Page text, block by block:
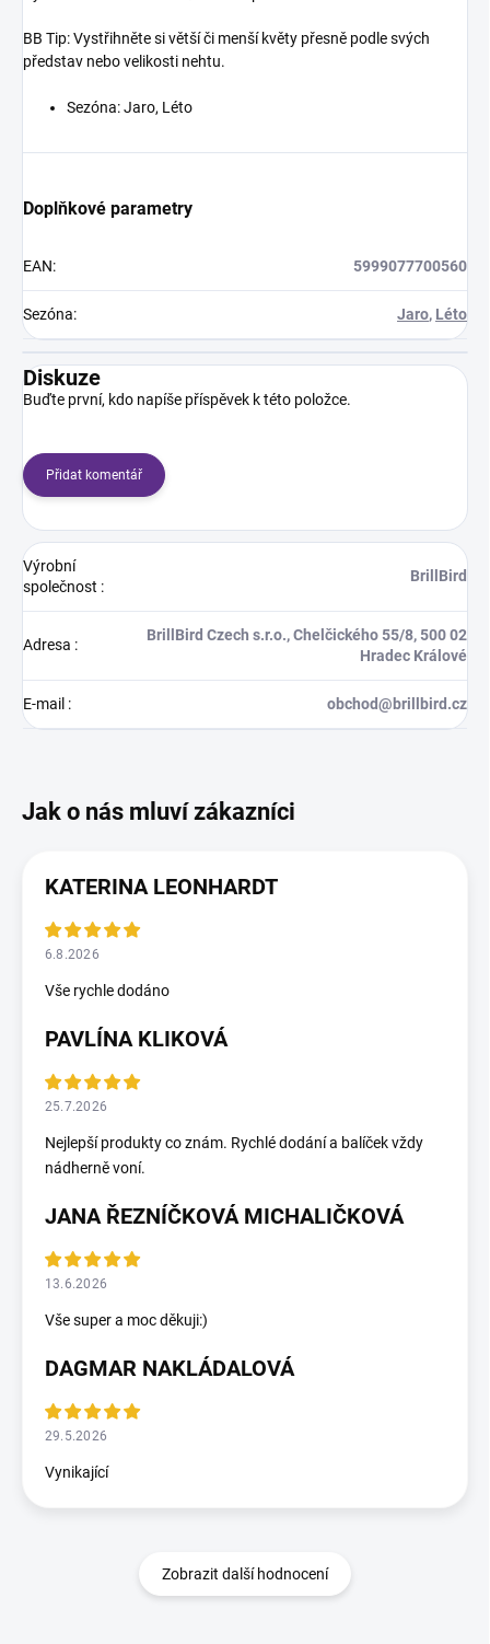
BB Tip: Vystřihněte si větší či menší květy přesně podle svých
představ nebo velikosti nehtu.
Sezóna: Jaro, Léto
Doplňkové parametry
EAN: 5999077700560
Sezóna: Jaro, Léto
Diskuze
Buďte první, kdo napíše příspěvek k této položce.
Přidat komentář
Výrobní
společnost :
BrillBird
Adresa :
BrillBird Czech s.r.o., Chelčického 55/8, 500 02
Hradec Králové
E-mail : obchod@brillbird.cz
KATERINA LEONHARDT
6.8.2026
Vše rychle dodáno
PAVLÍNA KLIKOVÁ
25.7.2026
Nejlepší produkty co znám. Rychlé dodání a balíček vždy
nádherně voní.
JANA ŘEZNÍČKOVÁ MICHALIČKOVÁ
13.6.2026
Vše super a moc děkuji:)
DAGMAR NAKLÁDALOVÁ
29.5.2026
Vynikající
Zobrazit další hodnocení